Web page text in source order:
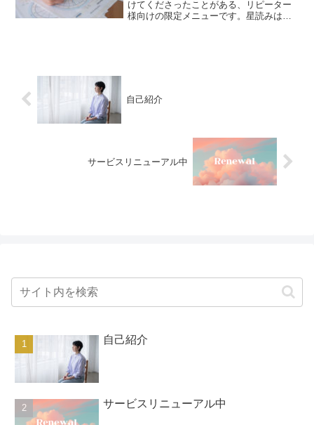
けてくださったことがある、リピーター
様向けの限定メニューです。星読みは、
自己紹介
サービスリニューアル中
自己紹介
サービスリニューアル中